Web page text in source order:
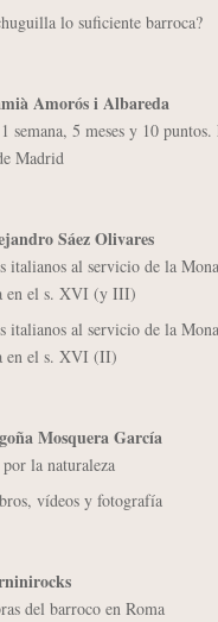
lo suficiente barroca?
Amorós i Albareda
semana, 5 meses y 10
Madrid
Sáez Olivares
italianos al servicio de la
en el s. XVI (y III)
italianos al servicio de la
en el s. XVI (II)
Mosquera García
la naturaleza
vídeos y fotografía
del barroco en Roma